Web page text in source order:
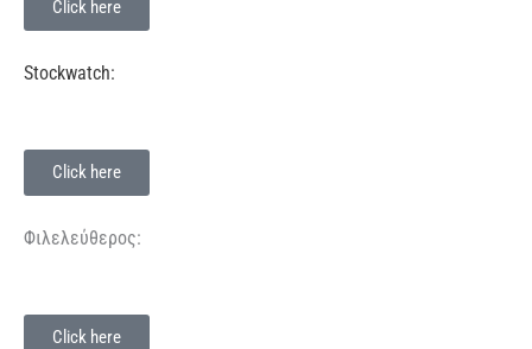
Click here
Stockwatch:
Click here
Φιλελεύθερος:
Click here